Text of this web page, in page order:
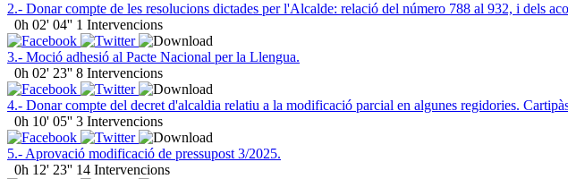
2.- Donar compte de les resolucions dictades per l'Alcalde: relació del número 788 al 932, i dels
0h 02' 04'' 1 Intervencions
3.- Moció adhesió al Pacte Nacional per la Llengua.
0h 02' 23'' 8 Intervencions
4.- Donar compte del decret d'alcaldia relatiu a la modificació parcial en algunes regidories.
0h 10' 05'' 3 Intervencions
5.- Aprovació modificació de pressupost 3/2025.
0h 12' 23'' 14 Intervencions